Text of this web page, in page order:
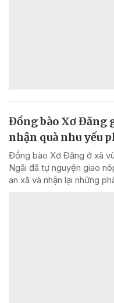
Đồng bào Xơ Đăng
nhận quà nhu yếu
Đồng bào Xơ Đăng ở xã
Ngãi đã tự nguyện giao
an xã và nhận lại những